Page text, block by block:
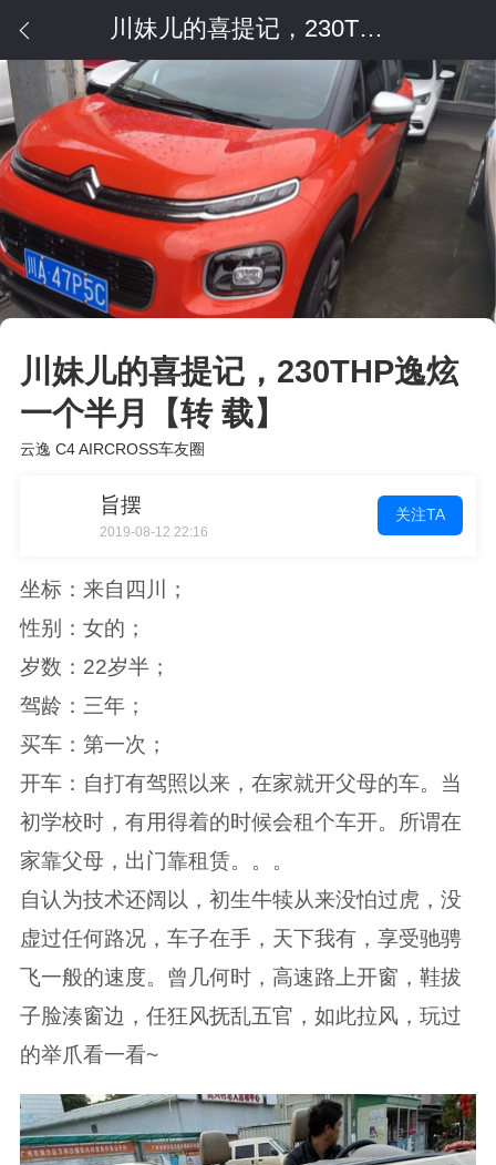
川妹儿的喜提记，230THP逸炫一个半月【转 载】
川妹儿的喜提记，230THP逸炫
一个半月【转 载】
云逸 C4 AIRCROSS车友圈
旨摆
2019-08-12 22:16
关注TA
坐标：来自四川；
性别：女的；
岁数：22岁半；
驾龄：三年；
买车：第一次；
开车：自打有驾照以来，在家就开父母的车。当
初学校时，有用得着的时候会租个车开。所谓在
家靠父母，出门靠租赁。。。
自认为技术还阔以，初生牛犊从来没怕过虎，没
虚过任何路况，车子在手，天下我有，享受驰骋
飞一般的速度。曾几何时，高速路上开窗，鞋拔
子脸湊窗边，任狂风抚乱五官，如此拉风，玩过
的举爪看一看~